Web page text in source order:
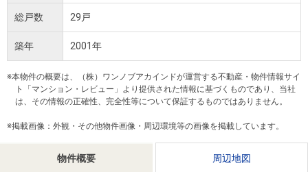
中古
マン
ショ
ンを
探す
築・
中古
一戸
建て
を探
無
料
査
定
却
相
談
売却
店舗のご
案内（首
都圏）
案内（名
古屋）
案内（関
西）
ごあいさ
つ
要
Way
経営ビジ
ョン
組織図
役員一
覧
ニュース
新卒採用
情報
採用情報
採用情報
法人のお客さま
提携企業にお勤めの方
物件概要 周辺地図
総戸数 29戸
築年 2001年
※本物件の概要は、（株）ワンノブアカインドが運営する不動産・物件情報サイ
ト「マンション・レビュー」より提供された情報に基づくものであり、当社
は、その情報の正確性、完全性等について保証するものではありません。
※掲載画像：外観・その他物件画像・周辺環境等の画像を掲載しています。